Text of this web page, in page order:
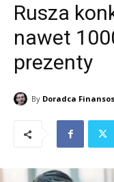
Rusza
nawet
prezenty
By Doradca